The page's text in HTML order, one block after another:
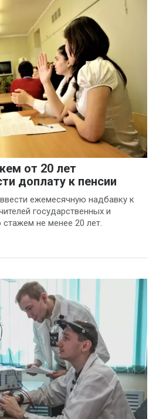
от 20 лет
доплату к пенсии
ежемесячную надбавку к
государственных и
не менее 20 лет.